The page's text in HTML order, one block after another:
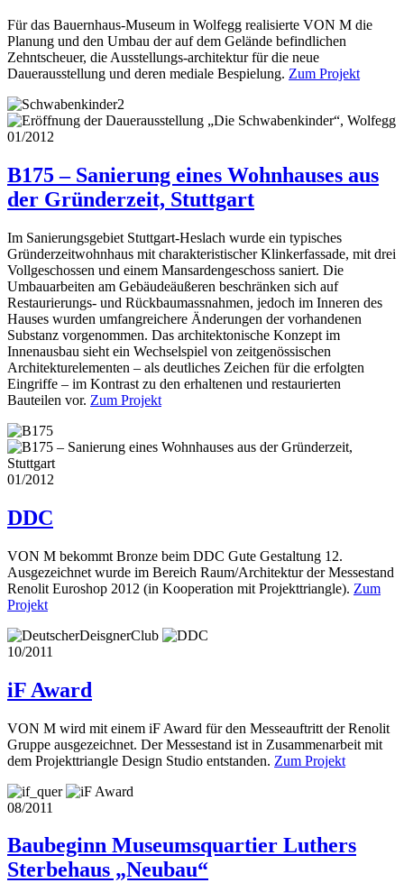
Für das Bauernhaus-Museum in Wolfegg realisierte VON M die
Planung und den Umbau der auf dem Gelände befindlichen
Zehntscheuer, die Ausstellungs-architektur für die neue
Dauerausstellung und deren mediale Bespielung. Zum Projekt
01/2012
B175 – Sanierung eines Wohnhauses aus
der Gründerzeit, Stuttgart
Im Sanierungsgebiet Stuttgart-Heslach wurde ein typisches
Gründerzeitwohnhaus mit charakteristischer Klinkerfassade, mit drei
Vollgeschossen und einem Mansardengeschoss saniert. Die
Umbauarbeiten am Gebäudeäußeren beschränken sich auf
Restaurierungs- und Rückbaumassnahmen, jedoch im Inneren des
Hauses wurden umfangreichere Änderungen der vorhandenen
Substanz vorgenommen. Das architektonische Konzept im
Innenausbau sieht ein Wechselspiel von zeitgenössischen
Architekturelementen – als deutliches Zeichen für die erfolgten
Eingriffe – im Kontrast zu den erhaltenen und restaurierten
Bauteilen vor. Zum Projekt
01/2012
DDC
VON M bekommt Bronze beim DDC Gute Gestaltung 12.
Ausgezeichnet wurde im Bereich Raum/Architektur der Messestand
Renolit Euroshop 2012 (in Kooperation mit Projekttriangle). Zum
Projekt
10/2011
iF Award
VON M wird mit einem iF Award für den Messeauftritt der Renolit
Gruppe ausgezeichnet. Der Messestand ist in Zusammenarbeit mit
dem Projekttriangle Design Studio entstanden. Zum Projekt
08/2011
Baubeginn Museumsquartier Luthers
Sterbehaus „Neubau“